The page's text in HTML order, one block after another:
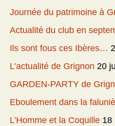
Journée du patrimoine à
Actualité du club en
Ils sont fous ces Ibères…
L’actualité de Grignon 20
GARDEN-PARTY de
Eboulement dans la
L’Homme et la Coquille 18